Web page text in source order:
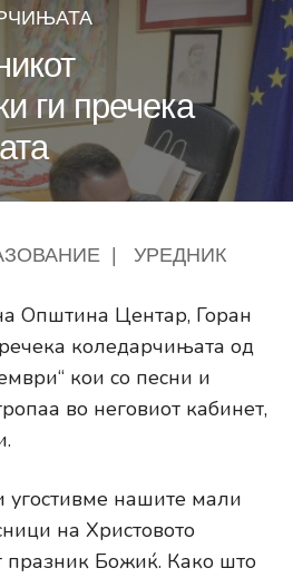
ги пречека
УРЕДНИК
Општина Центар, Горан
коледарчињата од
кои со песни и
во неговиот кабинет,
угостивме нашите мали
на Христовото
празник Божиќ. Како што